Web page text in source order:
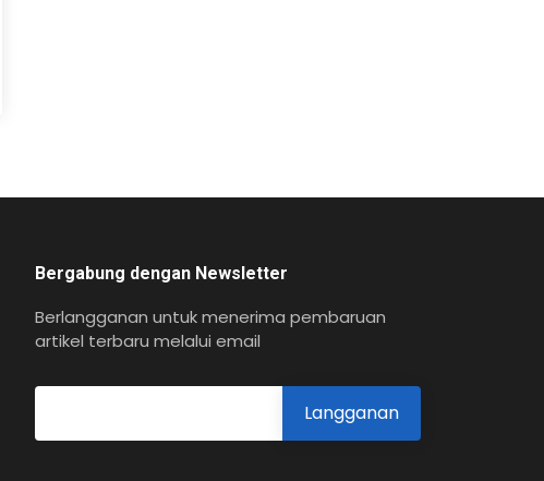
Bergabung dengan Newsletter
Berlangganan untuk menerima pembaruan
artikel terbaru melalui email